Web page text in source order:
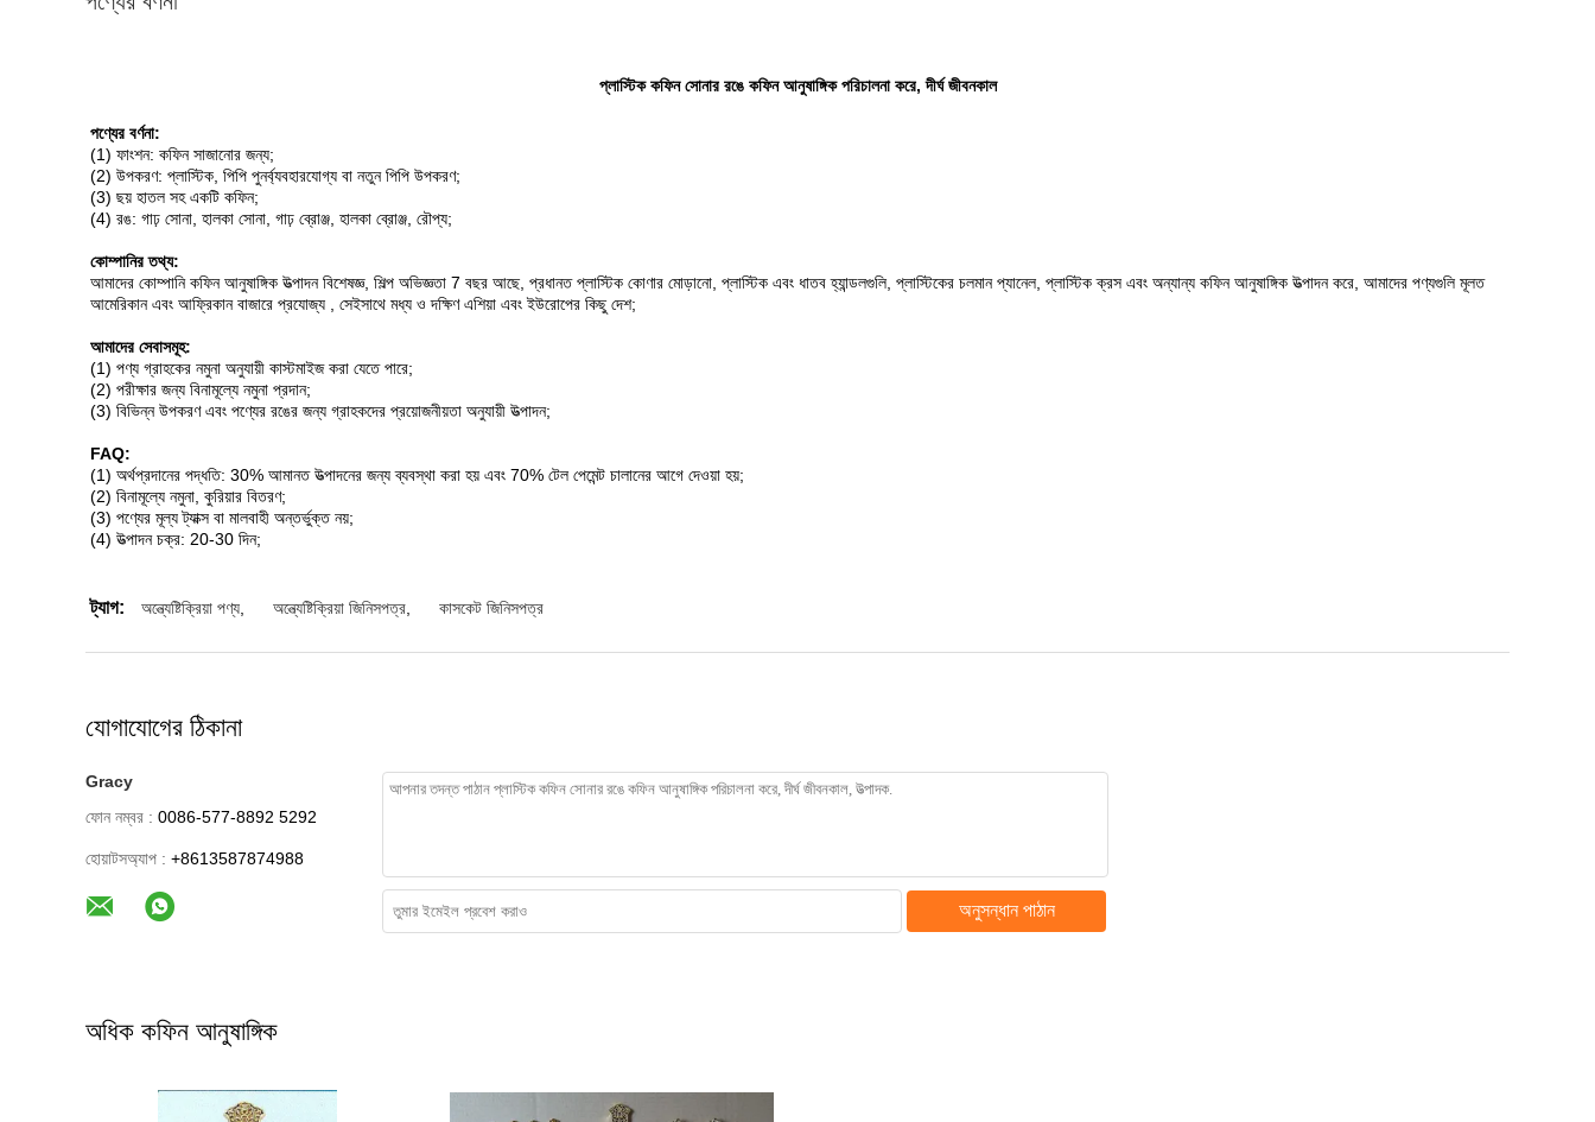
প্লাস্টিক কফিন সোনার রঙে কফিন আনুষাঙ্গিক পরিচালনা করে, দীর্ঘ জীবনকাল
পণ্যের বর্ণনা:
(1) ফাংশন: কফিন সাজানোর জন্য;
(2) উপকরণ: প্লাস্টিক, পিপি পুনর্ব্যবহারযোগ্য বা নতুন পিপি উপকরণ;
(3) ছয় হাতল সহ একটি কফিন;
(4) রঙ: গাঢ় সোনা, হালকা সোনা, গাঢ় ব্রোঞ্জ, হালকা ব্রোঞ্জ, রৌপ্য;
কোম্পানির তথ্য:
আমাদের কোম্পানি কফিন আনুষাঙ্গিক উত্পাদন বিশেষজ্ঞ, শিল্প অভিজ্ঞতা 7 বছর আছে, প্রধানত প্লাস্টিক কোণার মোড়ানো, প্লাস্টিক এবং ধাতব হ্যান্ডলগুলি, প্লাস্টিকের চলমান প্যানেল, প্লাস্টিক ক্রস এবং অন্যান্য কফিন আনুষাঙ্গিক উত্পাদন করে, আমাদের পণ্যগুলি মূলত
আমেরিকান এবং আফ্রিকান বাজারে প্রযোজ্য , সেইসাথে মধ্য ও দক্ষিণ এশিয়া এবং ইউরোপের কিছু দেশ;
আমাদের সেবাসমূহ:
(1) পণ্য গ্রাহকের নমুনা অনুযায়ী কাস্টমাইজ করা যেতে পারে;
(2) পরীক্ষার জন্য বিনামূল্যে নমুনা প্রদান;
(3) বিভিন্ন উপকরণ এবং পণ্যের রঙের জন্য গ্রাহকদের প্রয়োজনীয়তা অনুযায়ী উত্পাদন;
FAQ:
(1) অর্থপ্রদানের পদ্ধতি: 30% আমানত উত্পাদনের জন্য ব্যবস্থা করা হয় এবং 70% টেল পেমেন্ট চালানের আগে দেওয়া হয়;
(2) বিনামূল্যে নমুনা, কুরিয়ার বিতরণ;
(3) পণ্যের মূল্য ট্যাক্স বা মালবাহী অন্তর্ভুক্ত নয়;
(4) উত্পাদন চক্র: 20-30 দিন;
ট্যাগ: অন্ত্যেষ্টিক্রিয়া পণ্য অন্ত্যেষ্টিক্রিয়া জিনিসপত্র কাসকেট জিনিসপত্র
যোগাযোগের ঠিকানা
Gracy
ফোন নম্বর : 0086-577-8892 5292
হোয়াটসঅ্যাপ : +8613587874988
অনুসন্ধান পাঠান
অধিক কফিন আনুষাঙ্গিক